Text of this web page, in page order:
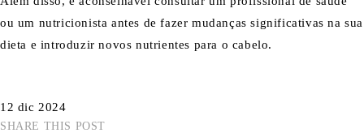
ou um nutricionista antes de fazer mudanças significativas na sua
dieta e introduzir novos nutrientes para o cabelo.
12 dic 2024
SHARE THIS POST